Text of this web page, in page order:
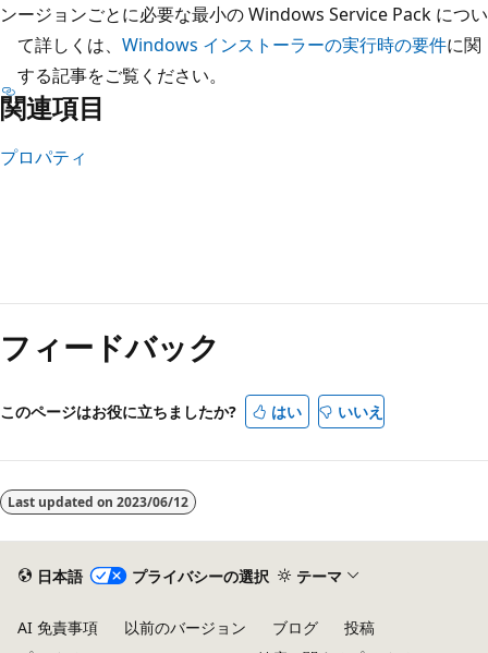
ンージョンごとに必要な最小の Windows Service Pack につい
て詳しくは、 Windows インストーラーの実行時の要件に関
する記事をご覧ください。
関連項目
プロパティ
み
取
モ
ド
が
フィードバック
このページはお役に立ちましたか? はい いいえ
Last updated on 2023/06/12
日本語 プライバシーの選択 テーマ
AI 免責事項 以前のバージョン ブログ
投稿